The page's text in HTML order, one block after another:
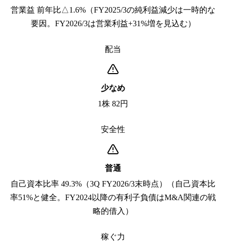
営業益 前年比△1.6%（FY2025/3の純利益減少は一時的な
要因。FY2026/3は営業利益+31%増を見込む）
配当
少なめ
1株 82円
安全性
普通
自己資本比率 49.3%（3Q FY2026/3末時点）（自己資本比
率51%と健全。FY2024以降の有利子負債はM&A関連の戦
略的借入）
稼ぐ力